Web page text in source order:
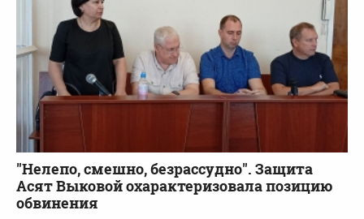
"Нелепо, смешно, безрассудно". Защита
Асят Выковой охарактеризовала позицию
обвинения